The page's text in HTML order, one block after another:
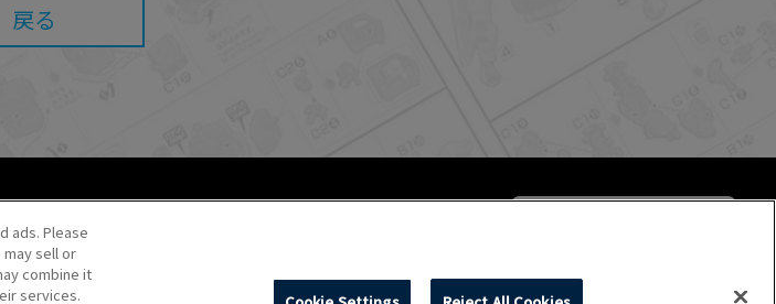
戻る
ads. Please
sell or
combine it
services.
または停止することがあります。また当社は、本